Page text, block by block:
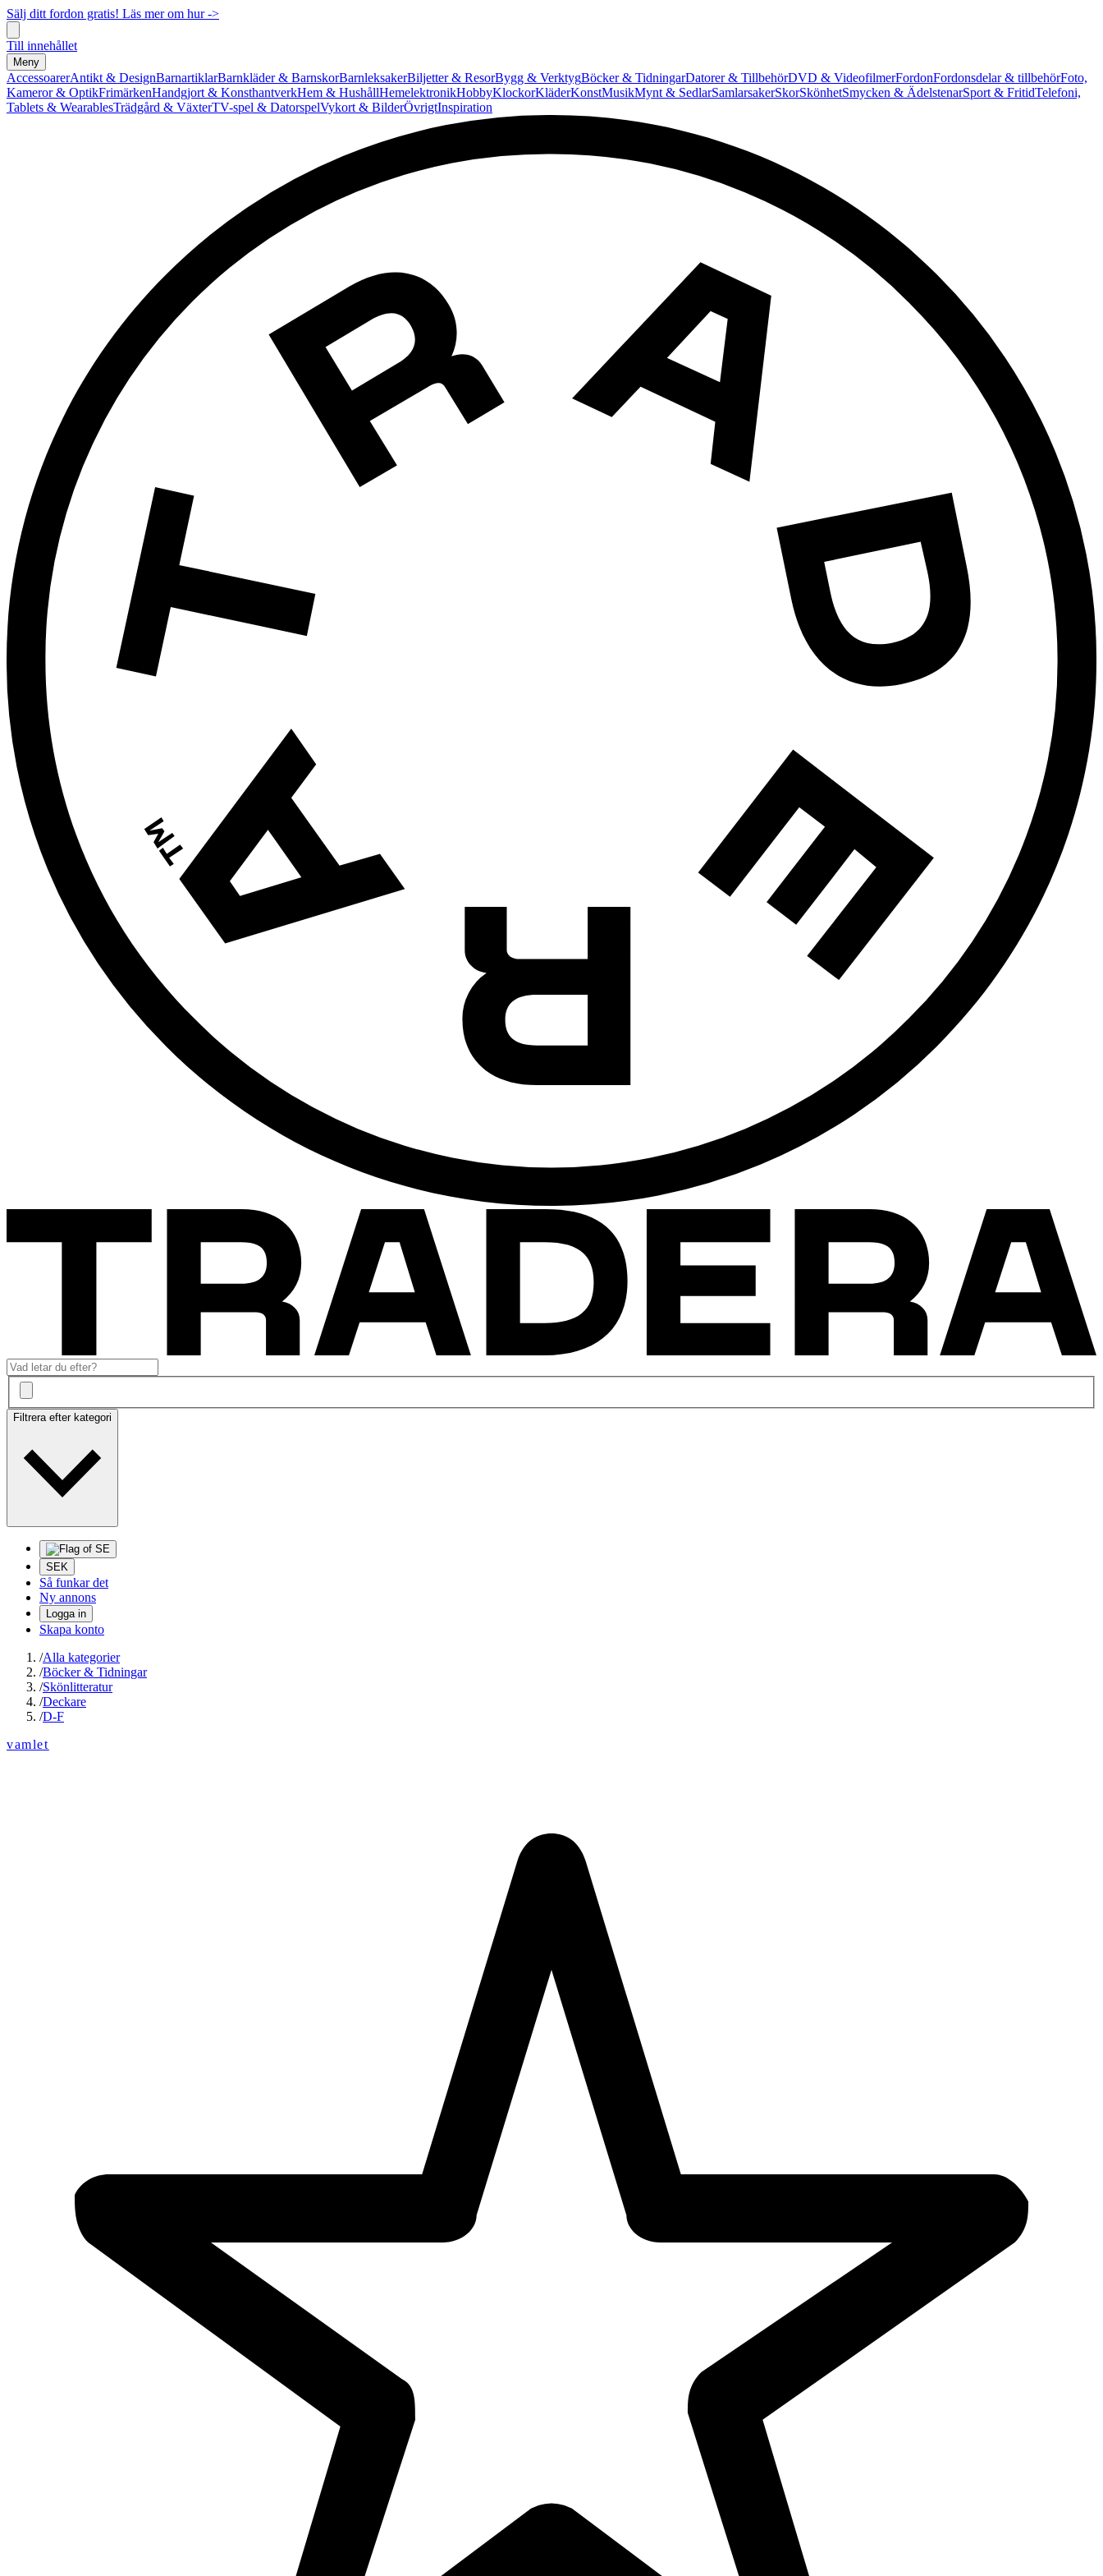
Sälj ditt fordon gratis! Läs mer om hur ->
Till innehållet
Meny
AccessoarerAntikt & DesignBarnartiklarBarnkläder & BarnskorBarnleksakerBiljetter & ResorBygg & VerktygBöcker & TidningarDatorer & TillbehörDVD & VideofilmerFordonFordonsdelar & tillbehörFoto,
Kameror & OptikFrimärkenHandgjort & KonsthantverkHem & HushållHemelektronikHobbyKlockorKläderKonstMusikMynt & SedlarSamlarsakerSkorSkönhetSmycken & ÄdelstenarSport & FritidTelefoni,
Tablets & WearablesTrädgård & VäxterTV-spel & DatorspelVykort & BilderÖvrigtInspiration
Filtrera efter kategori
SEK
Så funkar det
Ny annons
Logga in
Skapa konto
/Alla kategorier
/Böcker & Tidningar
/Skönlitteratur
/Deckare
/D-F
vamlet